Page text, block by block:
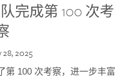
完成第 100 次考
2025
第 100 次考察，进一步丰富